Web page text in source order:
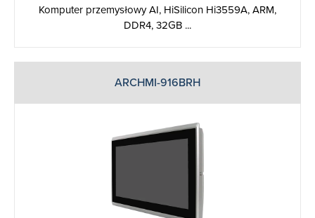
Komputer przemysłowy AI, HiSilicon Hi3559A, ARM,
DDR4, 32GB ...
ARCHMI-916BRH